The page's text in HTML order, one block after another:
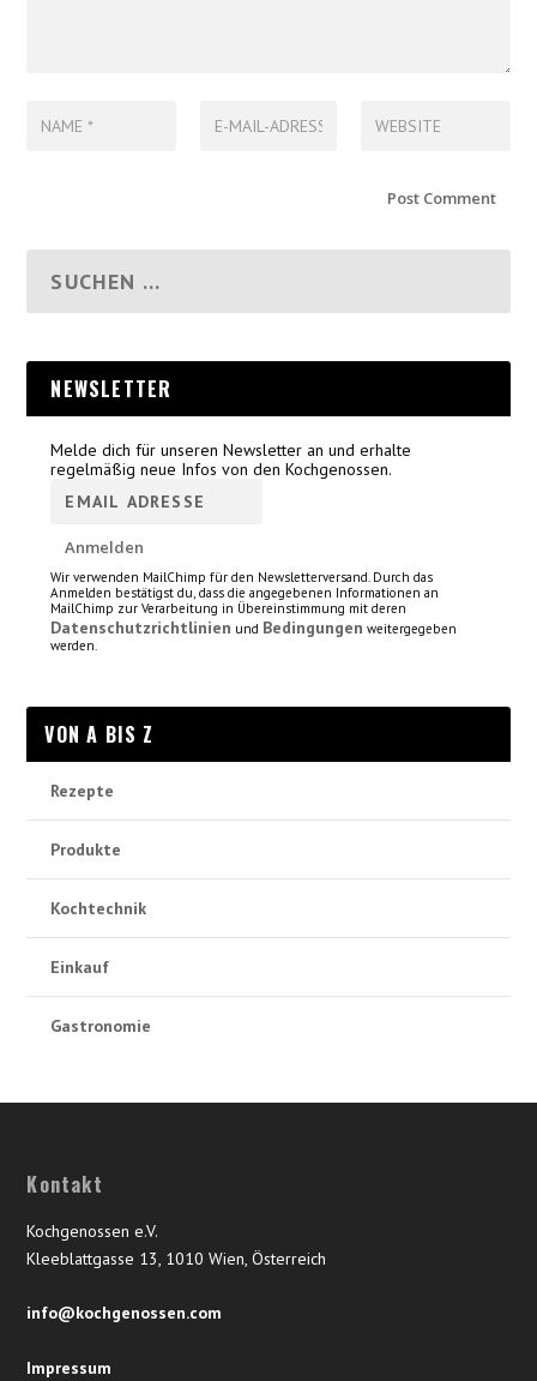
NEWSLETTER
Melde dich für unseren Newsletter an und erhalte
regelmäßig neue Infos von den Kochgenossen.
Wir verwenden MailChimp für den Newsletterversand. Durch das
Anmelden bestätigst du, dass die angegebenen Informationen an
MailChimp zur Verarbeitung in Übereinstimmung mit deren
Datenschutzrichtlinien und Bedingungen weitergegeben
werden.
VON A BIS Z
Rezepte
Produkte
Kochtechnik
Einkauf
Gastronomie
Kontakt
Kochgenossen e.V.
Kleeblattgasse 13, 1010 Wien, Österreich
info@kochgenossen.com
Impressum